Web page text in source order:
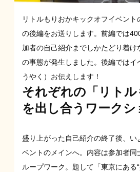
リトルもりおかキックオフイベン
の後編をお送りします。前編では
加者の自己紹介までしかたどり着け
の事態が発生しました。後編ではイ
うやく）お伝えします！
それぞれの「リトル
を出し合うワークシ
盛り上がった自己紹介の終了後、い
ベントのメインへ。内容は参加者同
ループワーク。題して「東京にある